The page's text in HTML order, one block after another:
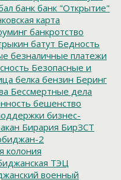
банк банк "Открытие"
карта
банкротство
батут Бедность
безналичные платежи
Безопасные и
белка бензин Беринг
Бессмертные дела
бешенство
бизнес-
Бирария БирЗСТ
2
колония
ТЭЦ
военный